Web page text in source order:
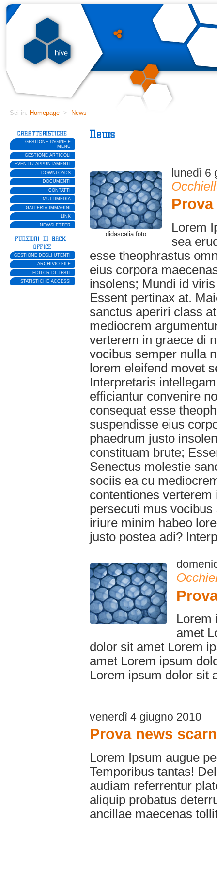
Sei in: Homepage > News
GESTIONE PAGINE E
MENU
GESTIONE ARTICOLI
EVENTI / APPUNTAMENTI
DOWNLOADS
DOCUMENTI
CONTATTI
MULTIMEDIA
GALLERIA IMMAGINI
LINK
NEWSLETTER
GESTIONE DEGLI UTENTI
ARCHIVIO FILE
EDITOR DI TESTI
STATISTICHE ACCESSI
didascalia foto
lunedì 6
Lorem
sea
esse theophrastus
eius corpora
insolens; Mundi id
Essent pertinax at.
sanctus aperiri class
mediocrem
verterem in graece di
vocibus semper nulla
lorem eleifend movet
Interpretaris
efficiantur convenire
consequat esse
suspendisse eius
phaedrum justo
constituam brute;
Senectus molestie
sociis ea cu
contentiones
persecuti mus
iriure minim habeo
justo postea adi?
Lorem
amet
dolor sit amet Lorem
amet Lorem ipsum
Lorem ipsum dolor sit
venerdì 4 giugno 2010
Prova news
Lorem Ipsum augue
Temporibus tantas!
audiam referrentur
aliquip probatus
ancillae maecenas